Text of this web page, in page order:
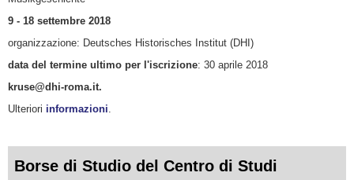
9 - 18 settembre 2018
organizzazione: Deutsches Historisches Institut (DHI)
data del termine ultimo per l'iscrizione: 30 aprile 2018
kruse@dhi-roma.it.
Ulteriori informazioni.
Borse di Studio del Centro di Studi